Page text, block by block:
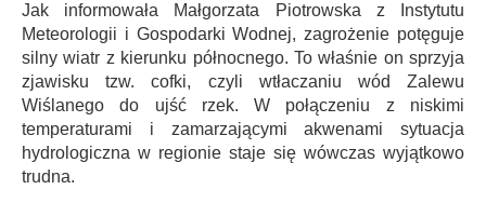
Jak informowała Małgorzata Piotrowska z Instytutu
Meteorologii i Gospodarki Wodnej, zagrożenie potęguje
silny wiatr z kierunku północnego. To właśnie on sprzyja
zjawisku tzw. cofki, czyli wtłaczaniu wód Zalewu
Wiślanego do ujść rzek. W połączeniu z niskimi
temperaturami i zamarzającymi akwenami sytuacja
hydrologiczna w regionie staje się wówczas wyjątkowo
trudna.